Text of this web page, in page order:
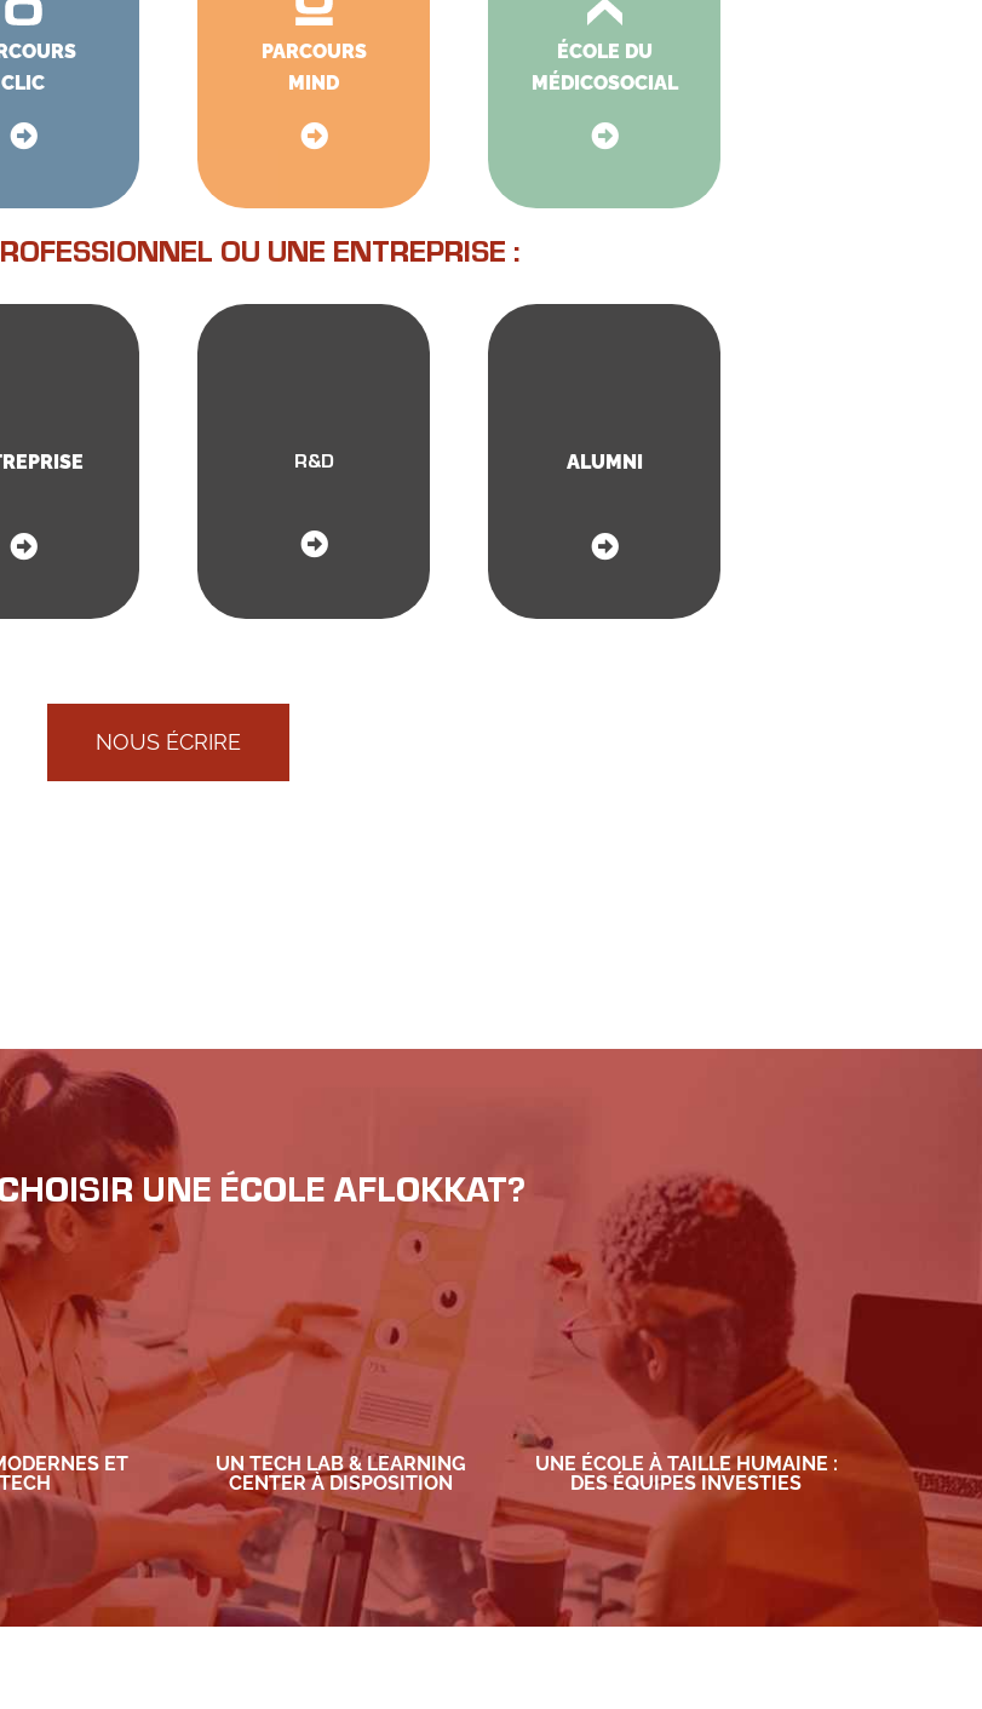
CLIC
PARCOURS
MIND
ÉCOLE DU
MÉDICOSOCIAL
OU UNE ENTREPRISE :
R&D ALUMNI
NOUS ÉCRIRE
UNE ÉCOLE AFLOKKAT?
ET
UN TECH LAB & LEARNING
CENTER À DISPOSITION
UNE ÉCOLE À TAILLE HUMAINE :
DES ÉQUIPES INVESTIES